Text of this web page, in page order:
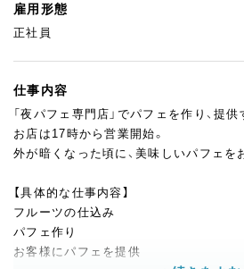
雇用形態
正社員
仕事内容
「夜パフェ専門店」でパフェを作り、提供
お店は17時から営業開始。
外が暗くなった頃に、美味しいパフェを
【具体的な仕事内容】
フルーツの仕込み
パフェ作り
お客様にパフェを提供